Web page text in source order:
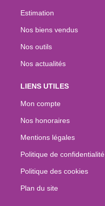
Estimation
Nos biens vendus
Nos outils
Nos actualités
LIENS UTILES
Mon compte
Nos honoraires
Mentions légales
Politique de confidentialité
Politique des cookies
Plan du site